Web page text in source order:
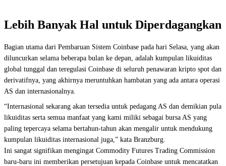
Lebih Banyak Hal untuk Diperdagangkan
Bagian utama dari Pembaruan Sistem Coinbase pada hari Selasa, yang akan
diluncurkan selama beberapa bulan ke depan, adalah kumpulan likuiditas
global tunggal dan teregulasi Coinbase di seluruh penawaran kripto spot dan
derivatifnya, yang akhirnya meruntuhkan hambatan yang ada antara operasi
AS dan internasionalnya.
“Internasional sekarang akan tersedia untuk pedagang AS dan demikian pula
likuiditas serta semua manfaat yang kami miliki sebagai bursa AS yang
paling tepercaya selama bertahun-tahun akan mengalir untuk mendukung
kumpulan likuiditas internasional juga,” kata Branzburg.
Ini sangat signifikan mengingat Commodity Futures Trading Commission
baru-baru ini memberikan persetujuan kepada Coinbase untuk mencatatkan